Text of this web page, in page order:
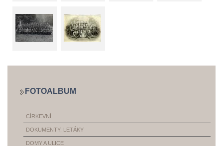
FOTOALBUM
CÍRKEVNÍ
DOKUMENTY, LETÁKY
DOMY A ULICE